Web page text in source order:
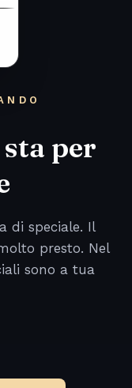
per
di speciale. Il
presto. Nel
sono a tua